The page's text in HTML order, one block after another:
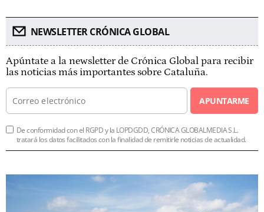
NEWSLETTER CRÓNICA GLOBAL
Apúntate a la newsletter de Crónica Global para recibir
las noticias más importantes sobre Cataluña.
APUNTARME
De conformidad con el RGPD y la LOPDGDD, CRÓNICA GLOBALMEDIA S.L.
tratará los datos facilitados con la finalidad de remitirle noticias de actualidad.